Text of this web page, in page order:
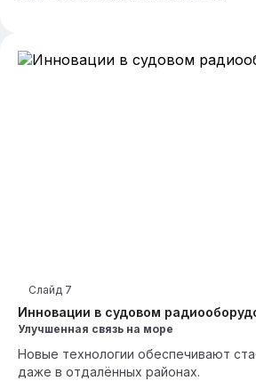
Инновации в судовом
Слайд 7
Улучшенная связь на море
Новые технологии обеспечивают
даже в отдалённых районах.